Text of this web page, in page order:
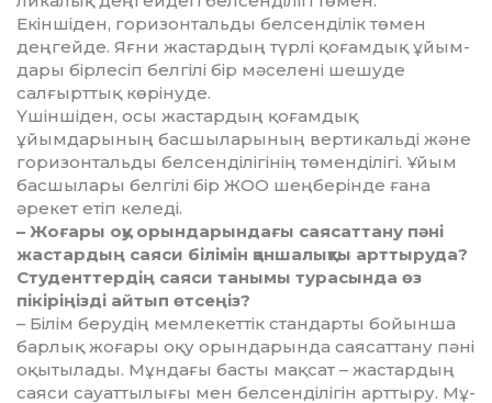
Екіншіден, горизонтальды бел­сенділік төмен
деңгейде. Яғни жас­тардың түрлі қоғамдық ұйым­
дары бірлесіп белгілі бір мәселені шешуде
салғырттық көрінуде.
Үшіншіден, осы жастардың қо­ғамдық
ұйымдарының басшы­ларының вертикальді және
гори­зон­тальды белсенділігінің төмен­ділі­гі. Ұйым
басшылары белгілі бір ЖОО шеңберінде ғана
әрекет етіп келеді.
– Жоғары оқу орындарын­дағы сая­саттану пәні
жастардың саяси бі­лімін қаншалықты арттыруда?
Студенттердің саяси танымы ту­ра­сында өз
пікіріңізді айтып өт­сеңіз?
– Білім берудің мемлекеттік стан­дарты бойынша
барлық жо­ғары оқу орындарында саясаттану пәні
оқытылады. Мұндағы басты мақ­сат – жастардың
саяси сауат­ты­лығы мен белсенділігін арттыру. Мұ­